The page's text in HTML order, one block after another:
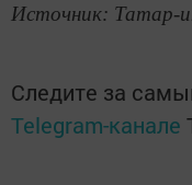
Источник: Татар-
Следите за
Telegram-канале